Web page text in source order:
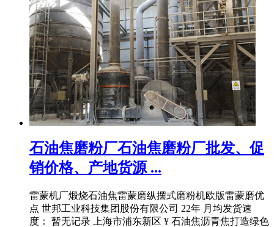
石油焦磨粉厂石油焦磨粉厂批发、促
销价格、产地货源 ...
雷蒙机厂煅烧石油焦雷蒙磨纵摆式磨粉机欧版雷蒙磨优
点 世邦工业科技集团股份有限公司 22年 月均发货速
度： 暂无记录 上海市浦东新区 ¥ 石油焦沥青焦打造绿色